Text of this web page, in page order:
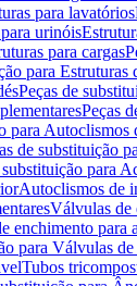
para lavatórios
urinóis
para cargas
para Estruturas
Peças de
Peças
para
de substituição
substituição para
Autoclismos de
Válvulas de
enchimento para
para Válvulas de
Tubos